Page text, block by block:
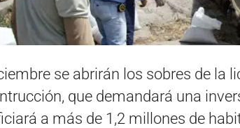
se abrirán los sobres de la
que demandará una
a más de 1,2 millones de